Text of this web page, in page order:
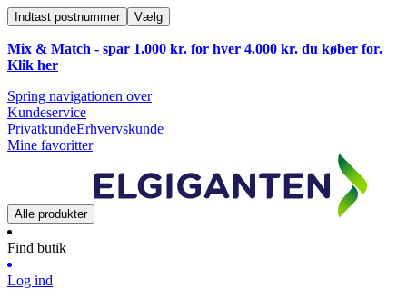
Indtast postnummer Vælg
Mix & Match - spar 1.000 kr. for hver 4.000 kr. du køber for.
Klik her
Spring navigationen over
Kundeservice
PrivatkundeErhvervskunde
Mine favoritter
Alle produkter
Find butik
Log ind